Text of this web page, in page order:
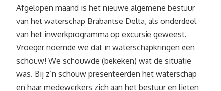
Afgelopen maand is het nieuwe algemene bestuur
van het waterschap Brabantse Delta, als onderdeel
van het inwerkprogramma op excursie geweest.
Vroeger noemde we dat in waterschapkringen een
schouw! We schouwde (bekeken) wat de situatie
was. Bij z’n schouw presenteerden het waterschap
en haar medewerkers zich aan het bestuur en lieten